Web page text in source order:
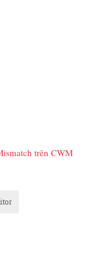
trên CWM